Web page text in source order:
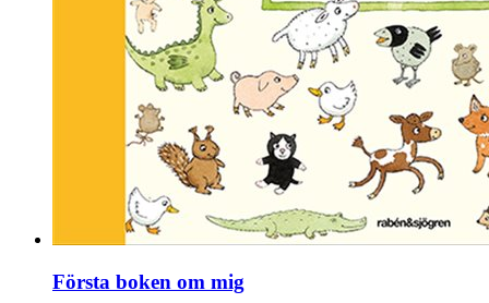
Första boken om mig